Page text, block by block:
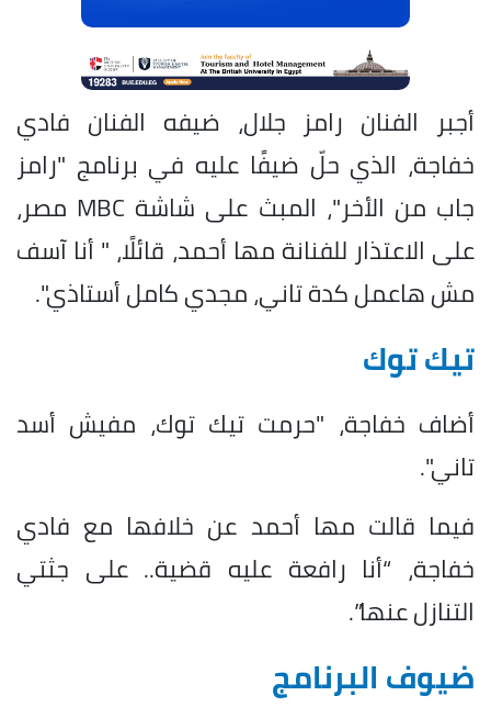
أجبر الفنان رامز جلال، ضيفه الفنان فادي
خفاجة، الذي حلّ ضيفًا عليه في برنامج "رامز
جاب من الأخر"، المبث على شاشة MBC مصر،
على الاعتذار للفنانة مها أحمد، قائلًا، " أنا آسف
مش هاعمل كدة تاني، مجدي كامل أستاذي".
تيك توك
أضاف خفاجة، "حرمت تيك توك، مفيش أسد
تاني".
فيما قالت مها أحمد عن خلافها مع فادي
خفاجة، “أنا رافعة عليه قضية.. على جثتي
التنازل عنها”.
ضيوف البرنامج